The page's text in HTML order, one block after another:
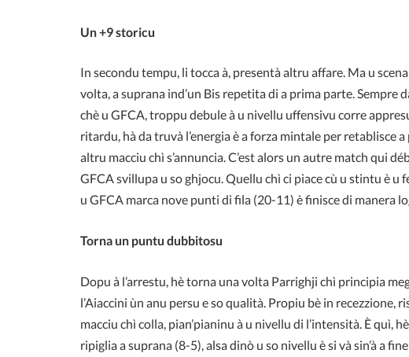
Un +9 storicu
In secondu tempu, li tocca à, presentà altru affare. Ma u
volta, a suprana ind’un Bis repetita di a prima parte.
chè u GFCA, troppu debule à u nivellu uffensivu corre
ritardu, hà da truvà l’energia è a forza mintale per retablisce
altru macciu chì s’annuncia. C’est alors un autre match qui
GFCA svillupa u so ghjocu. Quellu chì ci piace cù u stintu è u
u GFCA marca nove punti di fila (20-11) è finisce di
Torna un puntu dubbitosu
Dopu à l’arrestu, hè torna una volta Parrighji chì principia
l’Aiaccini ùn anu persu e so qualità. Propiu bè in recezzione,
macciu chì colla, pian’pianinu à u nivellu di l’intensità. È quì,
ripiglia a suprana (8-5), alsa dinò u so nivellu è si và sin’à a